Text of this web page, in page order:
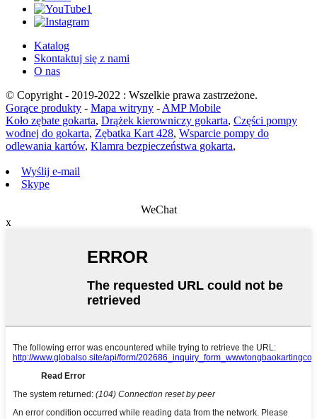
Katalog
Skontaktuj się z nami
O nas
© Copyright - 2019-2022 : Wszelkie prawa zastrzeżone.
Gorące produkty - Mapa witryny - AMP Mobile
Koło zębate gokarta, Drążek kierowniczy gokarta, Części pompy
wodnej do gokarta, Zębatka Kart 428, Wsparcie pompy do
odlewania kartów, Klamra bezpieczeństwa gokarta,
Wyślij e-mail
Skype
WeChat
x